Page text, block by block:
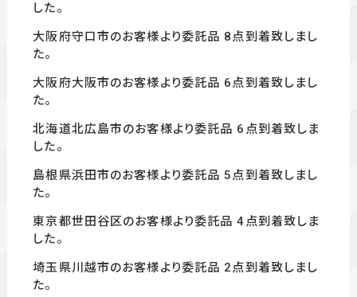
した。
大阪府守口市のお客様より委託品 8点到着致しまし
た。
大阪府大阪市のお客様より委託品 6点到着致しまし
た。
北海道北広島市のお客様より委託品 6 点到着致しま
した。
島根県浜田市のお客様より委託品 5点到着致しまし
た。
東京都世田谷区のお客様より委託品 4 点到着致しま
した。
埼玉県川越市のお客様より委託品 2点到着致しまし
た。